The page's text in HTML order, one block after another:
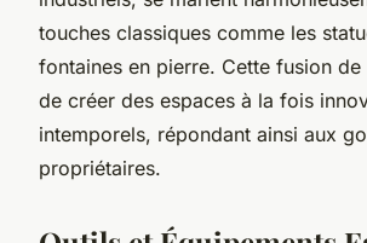
touches classiques comme les
fontaines en pierre. Cette fusion
de créer des espaces à la fois
intemporels, répondant ainsi aux
propriétaires.